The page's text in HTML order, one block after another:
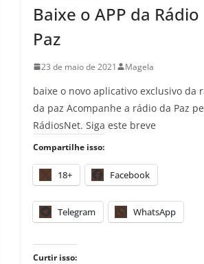
Baixe o APP da Rádio
Paz
23 de maio de 2021 Magela
baixe o novo aplicativo exclusivo da
da paz Acompanhe a rádio da Paz
RádiosNet. Siga este breve
Compartilhe isso:
18+ Facebook
Telegram WhatsApp
Curtir isso: